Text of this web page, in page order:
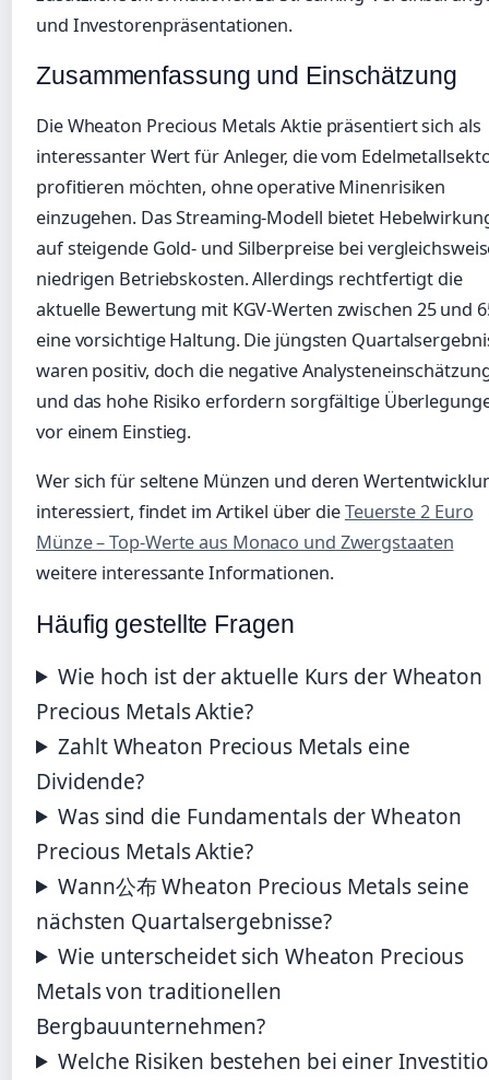
und Investorenpräsentationen.
Zusammenfassung und Einschätzung
Die Wheaton Precious Metals Aktie präsentiert sich als
interessanter Wert für Anleger, die vom
profitieren möchten, ohne operative Minenrisiken
einzugehen. Das Streaming-Modell bietet
auf steigende Gold- und Silberpreise bei
niedrigen Betriebskosten. Allerdings rechtfertigt die
aktuelle Bewertung mit KGV-Werten zwischen 25 und
eine vorsichtige Haltung. Die jüngsten
waren positiv, doch die negative
und das hohe Risiko erfordern sorgfältige
vor einem Einstieg.
Wer sich für seltene Münzen und deren
interessiert, findet im Artikel über dieTeuerste 2 Euro
Münze – Top-Werte aus Monaco und Zwergstaaten
weitere interessante Informationen.
Häufig gestellte Fragen
Wie hoch ist der aktuelle Kurs der Wheaton
Precious Metals Aktie?
Zahlt Wheaton Precious Metals eine
Dividende?
Was sind die Fundamentals der Wheaton
Precious Metals Aktie?
Wann公布 Wheaton Precious Metals seine
nächsten Quartalsergebnisse?
Wie unterscheidet sich Wheaton Precious
Metals von traditionellen
Bergbauunternehmen?
Welche Risiken bestehen bei einer